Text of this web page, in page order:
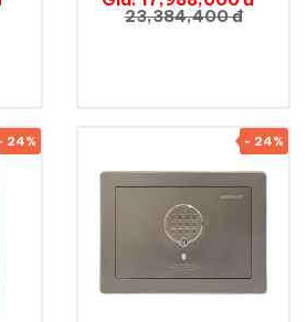
23,384,400 đ
24% - 24%